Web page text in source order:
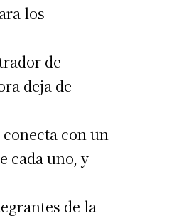
los
de
deja de
con un
cada uno, y
de la